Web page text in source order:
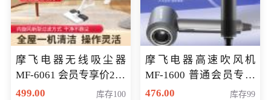
摩飞电器无线吸尘器
MF-6061 会员专享价299
元
499.00 库存100
摩飞电器高速吹风机
MF-1600 普通会员专享
价298元
476.00 库存99